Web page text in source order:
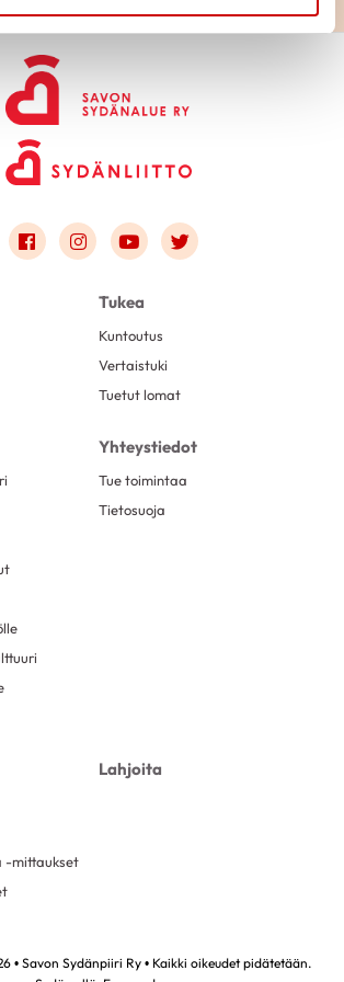
Link to facebook
Link to instagram
Link to youtube
Link to twitter
Tukea
Kuntoutus
Vertaistuki
Tuetut lomat
Yhteystiedot
Tue toimintaa
Tietosuoja
-mittaukset
Lahjoita
• Savon Sydänpiiri Ry • Kaikki oikeudet pidätetään.